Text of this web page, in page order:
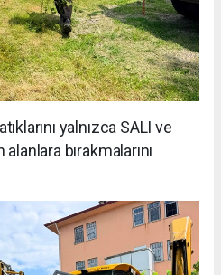
yalnızca SALI ve
bırakmalarını